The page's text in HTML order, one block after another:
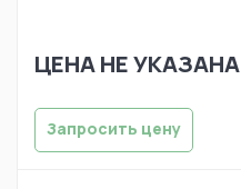
ЦЕНА НЕ УКАЗАНА
Запросить цену